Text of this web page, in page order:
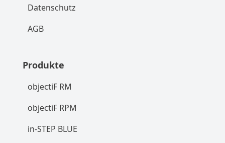
Datenschutz
AGB
Produkte
objectiF RM
objectiF RPM
in-STEP BLUE